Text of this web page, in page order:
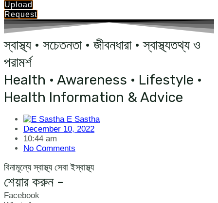
Upload
Request
স্বাস্থ্য • সচেতনতা • জীবনধারা • স্বাস্থ্যতথ্য ও
পরামর্শ
Health • Awareness • Lifestyle •
Health Information & Advice
E Sastha
December 10, 2022
10:44 am
No Comments
বিনামূল্যে স্বাস্থ্য সেবা ইস্বাস্থ্য
শেয়ার করুন -
Facebook